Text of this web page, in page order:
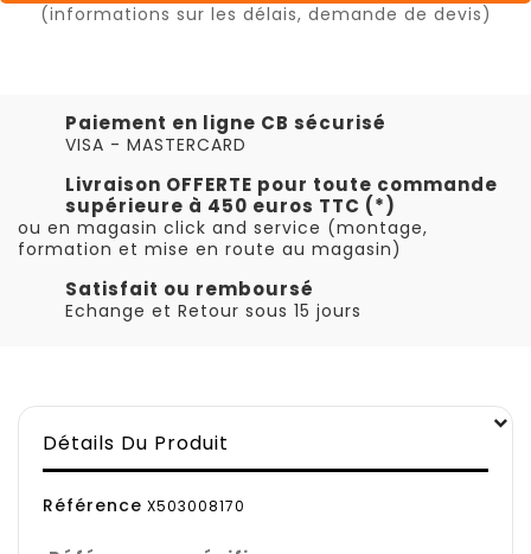
(informations sur les délais, demande de devis)
Paiement en ligne CB sécurisé
VISA - MASTERCARD
Livraison OFFERTE pour toute commande
supérieure à 450 euros TTC (*)
ou en magasin click and service (montage,
formation et mise en route au magasin)
Satisfait ou remboursé
Echange et Retour sous 15 jours
Détails Du Produit
Référence X503008170